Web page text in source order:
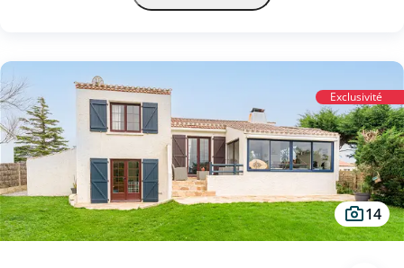
Entièrement achevée et parfaitement entretenue, cette maison ne nécessite
À l'extérieur, vous profiterez d'un jardin entièrement clos et soigneusement
entretenu, d'une grande terrasse pouvant accueillir une véranda, de deux
stores bannes et d'un espace de stationnement permettant d'accueillir deux
véhicules supplémentaires.
Cette maison à Givrand bénéficie d'un emplacement particulièrement recherché
: pistes cyclables au pied de la maison, arrêt de bus scolaire à proximité
immédiate et terres agricoles à l'arrière, offrant un environnement paisible et
dégagé.
Les atouts de cette maison:
Maison récente de plain-pied
Exclusivité
14